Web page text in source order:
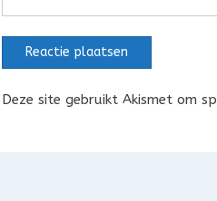
Deze site gebruikt Akismet om